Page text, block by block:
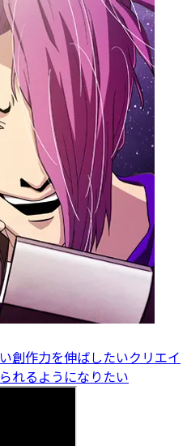
創作力を伸ばしたいクリエイ
れるようになりたい